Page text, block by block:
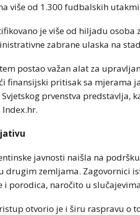
više od 1.300 fudbalskih
je više od hiljadu osoba
zabrane ulaska na
postao važan alat za
finansijski pritisak sa mjerama
prvenstva predstavlja,
javnosti naišla na
drugim zemljama. Zagovornici
i porodica, naročito u
otvorio je i širu raspravu